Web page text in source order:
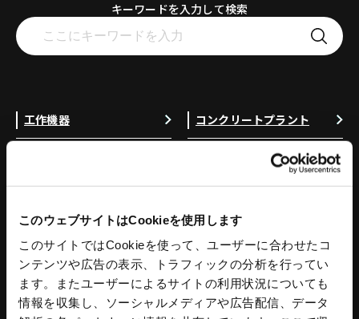
このウェブサイトはCookieを使用します
このサイトではCookieを使って、ユーザーに合わせたコ
ンテンツや広告の表示、トラフィックの分析を行ってい
ます。またユーザーによるサイトの利用状況についても
情報を収集し、ソーシャルメディアや広告配信、データ
キーワードを入力して検索
工作機器
チャック部品
回転シリンダ
NC円テーブル
NC円テーブルオプション
パワーバイス
コンクリートプラント
コンクリートプラント
プラント水処理設備
トリートメントプロ
コンクリートプラント 関連記事